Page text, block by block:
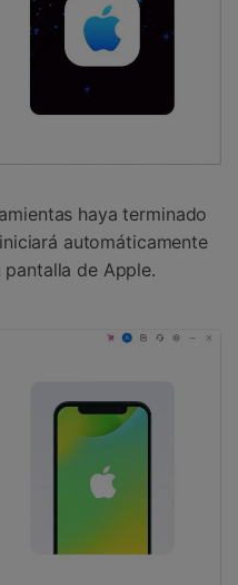
haya terminado
automáticamente
de Apple.